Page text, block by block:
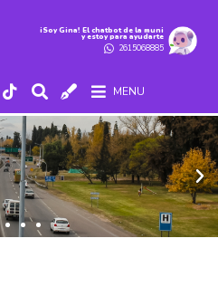
iSoy Gina! El chatbot de la muni
y estoy para ayudarte
2615068885
MENU